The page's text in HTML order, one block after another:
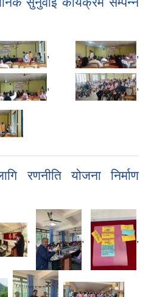
, ,
, ,
रणनीति योजना निर्माण
, , ,